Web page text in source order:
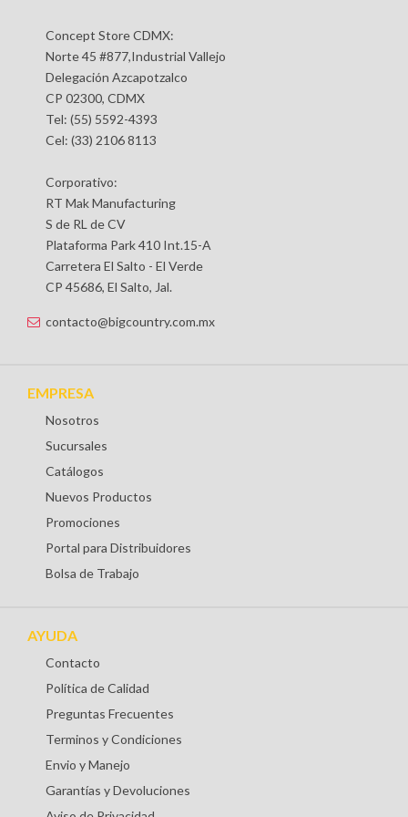
Concept Store CDMX:
Norte 45 #877,Industrial Vallejo
Delegación Azcapotzalco
CP 02300, CDMX
Tel: (55) 5592-4393
Cel: (33) 2106 8113
Corporativo:
RT Mak Manufacturing
S de RL de CV
Plataforma Park 410 Int.15-A
Carretera El Salto - El Verde
CP 45686, El Salto, Jal.
contacto@bigcountry.com.mx
EMPRESA
Nosotros
Sucursales
Catálogos
Nuevos Productos
Promociones
Portal para Distribuidores
Bolsa de Trabajo
AYUDA
Contacto
Política de Calidad
Preguntas Frecuentes
Terminos y Condiciones
Envio y Manejo
Garantías y Devoluciones